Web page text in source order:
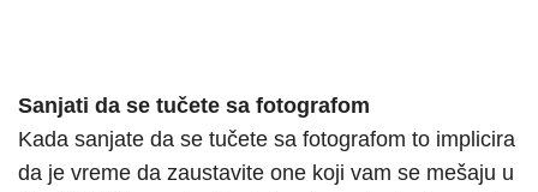
Sanjati da se tučete sa fotografom
Kada sanjate da se tučete sa fotografom to implicira
da je vreme da zaustavite one koji vam se mešaju u